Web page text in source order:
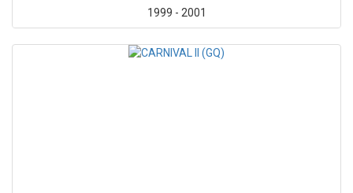
1999 - 2001